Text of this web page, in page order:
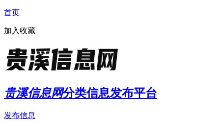
首页
加入收藏
贵溪信息网分类信息发布平台
发布信息